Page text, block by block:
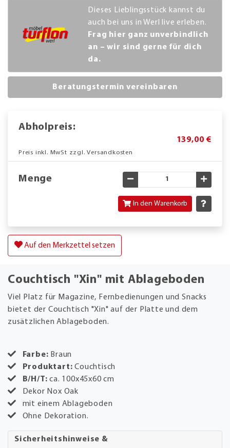
Dieses Lieblingsstück kannst du
auch bei uns in Werl live erleben.
Frag hier ganz unverbindlich
an – wir sind gerne für dich
da.
Beratungstermin vereinbaren
Abholpreis:
139,00 €
Preis inkl. MwSt zzgl. Versandkosten
Menge Gewünschte Menge
In den Warenkorb
Auf den Merkzettel setzen
Couchtisch "Xin" mit Ablageboden
Viel Platz für Magazine, Fernbedienungen und Snacks
bietet der Couchtisch "Xin" auf der Platte und dem
zusätzlichen Ablageboden.
Farbe: Braun
Produktart:Couchtisch
B/H/T:ca. 100x45x60 cm
Dekor Nox Oak
mit einem Ablageboden
Ohne Dekoration.
Sicherheitshinweise &